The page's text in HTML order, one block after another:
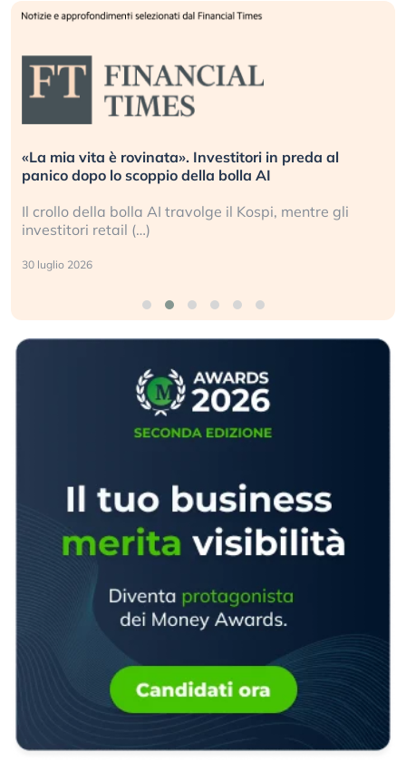
«La mia vita è rovinata». Investitori in preda al
panico dopo lo scoppio della bolla AI
Il crollo della bolla AI travolge il Kospi, mentre gli
investitori retail (…)
30 luglio 2026